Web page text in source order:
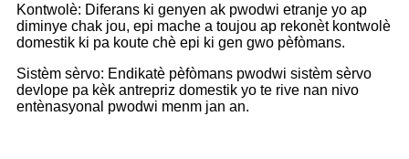
Kontwolè: Diferans ki genyen ak pwodwi etranje yo ap
diminye chak jou, epi mache a toujou ap rekonèt kontwolè
domestik ki pa koute chè epi ki gen gwo pèfòmans.
Sistèm sèrvo: Endikatè pèfòmans pwodwi sistèm sèrvo
devlope pa kèk antrepriz domestik yo te rive nan nivo
entènasyonal pwodwi menm jan an.